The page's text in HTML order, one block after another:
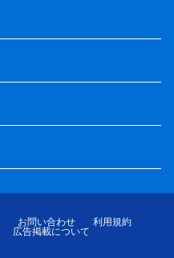
お問い合わせ
利用規約
広告掲載について